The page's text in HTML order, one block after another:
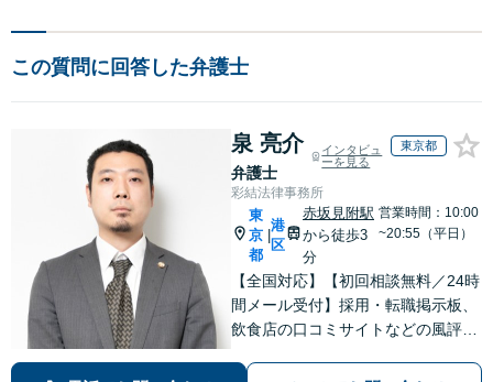
この質問に回答した弁護士
泉 亮介
弁護士
インタビュ
ーを見る
東京都
彩結法律事務所
東
京
都
港
区
赤坂見附駅
から徒歩3
分
営業時間：10:00
~20:55（平日）
【全国対応】【初回相談無料／24時
間メール受付】採用・転職掲示板、
飲食店の口コミサイトなどの風評被
の種類を問わず相談可。可能な限り